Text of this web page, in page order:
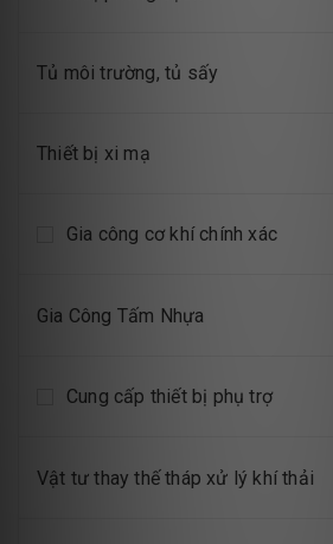
Tủ môi trường, tủ sấy
Thiết bị xi mạ
Gia công cơ khí chính xác
Gia Công Tấm Nhựa
Cung cấp thiết bị phụ trợ
Vật tư thay thế tháp xử lý khí thải